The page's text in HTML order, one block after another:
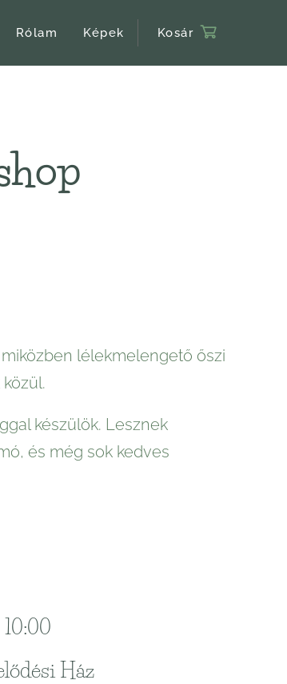
Rólam Képek Kosár
lélekmelengető őszi
készülök. Lesznek
és még sok kedves
Ház